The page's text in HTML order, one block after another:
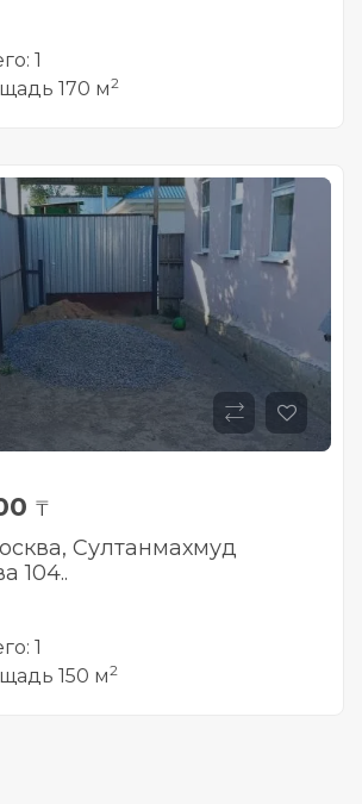
1
170 м2
₸
Султанмахмуд
104..
1
150 м2